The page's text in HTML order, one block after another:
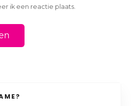
ik een reactie plaats.